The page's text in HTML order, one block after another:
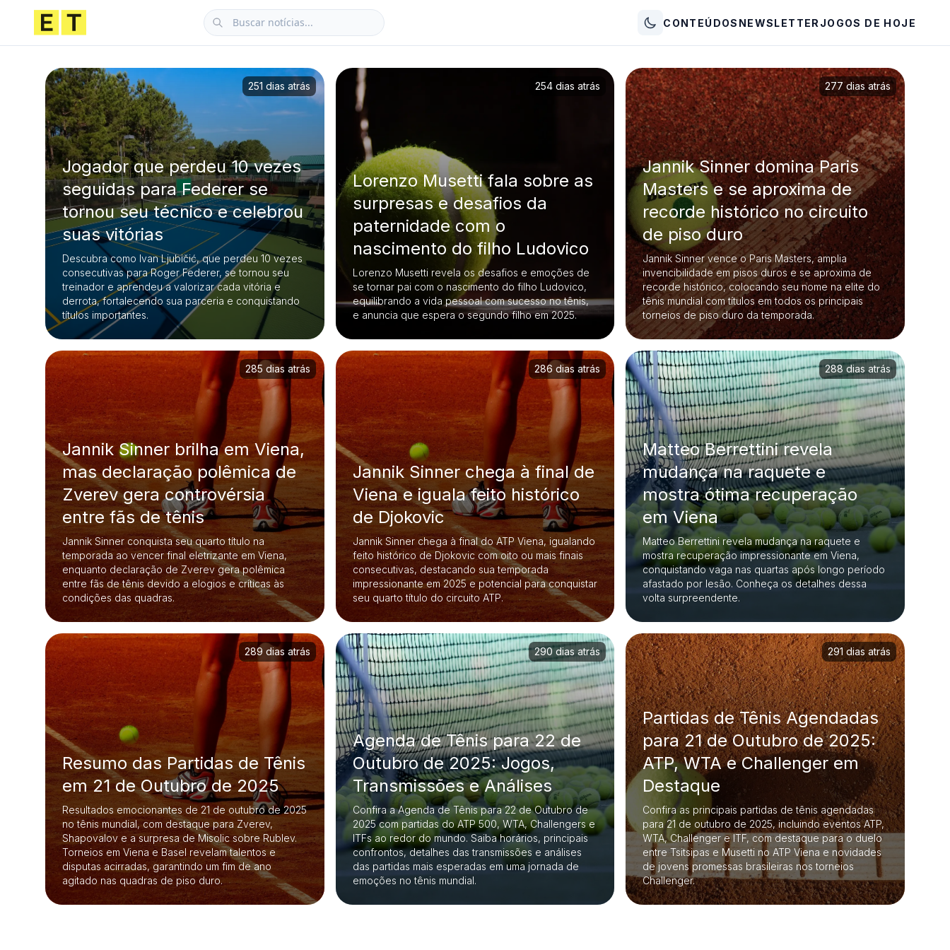
CONTEÚDOS NEWSLETTER JOGOS DE HOJE
Jogador que perdeu 10 vezes
seguidas para Federer se
tornou seu técnico e celebrou
suas vitórias
Descubra como Ivan Ljubičić, que perdeu 10 vezes
consecutivas para Roger Federer, se tornou seu
treinador e aprendeu a valorizar cada vitória e
derrota, fortalecendo sua parceria e conquistando
títulos importantes.
251 dias atrás
Lorenzo Musetti fala sobre as
surpresas e desafios da
paternidade com o
nascimento do filho Ludovico
Lorenzo Musetti revela os desafios e emoções de
se tornar pai com o nascimento do filho Ludovico,
equilibrando a vida pessoal com sucesso no tênis,
e anuncia que espera o segundo filho em 2025.
254 dias atrás
Jannik Sinner domina Paris
Masters e se aproxima de
recorde histórico no circuito
de piso duro
Jannik Sinner vence o Paris Masters, amplia
invencibilidade em pisos duros e se aproxima de
recorde histórico, colocando seu nome na elite do
tênis mundial com títulos em todos os principais
torneios de piso duro da temporada.
277 dias atrás
Jannik Sinner brilha em Viena,
mas declaração polêmica de
Zverev gera controvérsia
entre fãs de tênis
Jannik Sinner conquista seu quarto título na
temporada ao vencer final eletrizante em Viena,
enquanto declaração de Zverev gera polêmica
entre fãs de tênis devido a elogios e críticas às
condições das quadras.
285 dias atrás
Jannik Sinner chega à final de
Viena e iguala feito histórico
de Djokovic
Jannik Sinner chega à final do ATP Viena, igualando
feito histórico de Djokovic com oito ou mais finais
consecutivas, destacando sua temporada
impressionante em 2025 e potencial para conquistar
seu quarto título do circuito ATP.
286 dias atrás
Matteo Berrettini revela
mudança na raquete e
mostra ótima recuperação
em Viena
Matteo Berrettini revela mudança na raquete e
mostra recuperação impressionante em Viena,
conquistando vaga nas quartas após longo período
afastado por lesão. Conheça os detalhes dessa
volta surpreendente.
288 dias atrás
Resumo das Partidas de Tênis
em 21 de Outubro de 2025
Resultados emocionantes de 21 de outubro de 2025
no tênis mundial, com destaque para Zverev,
Shapovalov e a surpresa de Misolic sobre Rublev.
Torneios em Viena e Basel revelam talentos e
disputas acirradas, garantindo um fim de ano
agitado nas quadras de piso duro.
289 dias atrás
Agenda de Tênis para 22 de
Outubro de 2025: Jogos,
Transmissões e Análises
Confira a Agenda de Tênis para 22 de Outubro de
2025 com partidas do ATP 500, WTA, Challengers e
ITFs ao redor do mundo. Saiba horários, principais
confrontos, detalhes das transmissões e análises
das partidas mais esperadas em uma jornada de
emoções no tênis mundial.
290 dias atrás
Partidas de Tênis Agendadas
para 21 de Outubro de 2025:
ATP, WTA e Challenger em
Destaque
Confira as principais partidas de tênis agendadas
para 21 de outubro de 2025, incluindo eventos ATP,
WTA, Challenger e ITF, com destaque para o duelo
entre Tsitsipas e Musetti no ATP Viena e novidades
de jovens promessas brasileiras nos torneios
Challenger.
291 dias atrás